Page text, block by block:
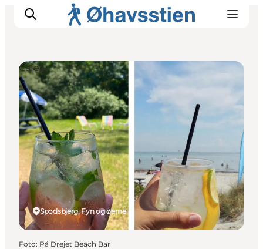
Inspiration
Vandreruter
Planlægning
Spodsbjerg, Fyn og øerne
Cafeer
Foto: På Drejet Beach Bar